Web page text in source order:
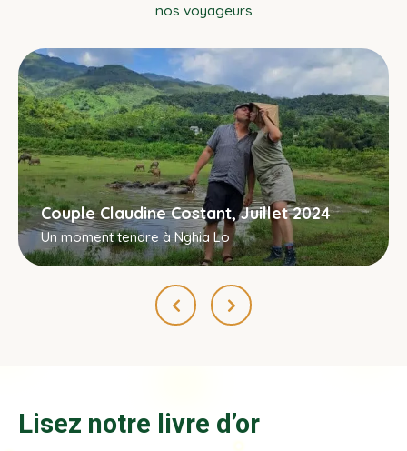
nos voyageurs
Couple Claudine Costant, Juillet 2024
Un moment tendre à Nghia Lo
Lisez notre livre d’or